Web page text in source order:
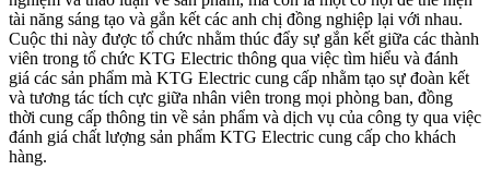
tài năng sáng tạo và gắn kết các anh chị đồng nghiệp lại với nhau.
Cuộc thi này được tổ chức nhằm thúc đẩy sự gắn kết giữa các thành
viên trong tổ chức KTG Electric thông qua việc tìm hiểu và đánh
giá các sản phẩm mà KTG Electric cung cấp nhằm tạo sự đoàn kết
và tương tác tích cực giữa nhân viên trong mọi phòng ban, đồng
thời cung cấp thông tin về sản phẩm và dịch vụ của công ty qua việc
đánh giá chất lượng sản phẩm KTG Electric cung cấp cho khách
hàng.